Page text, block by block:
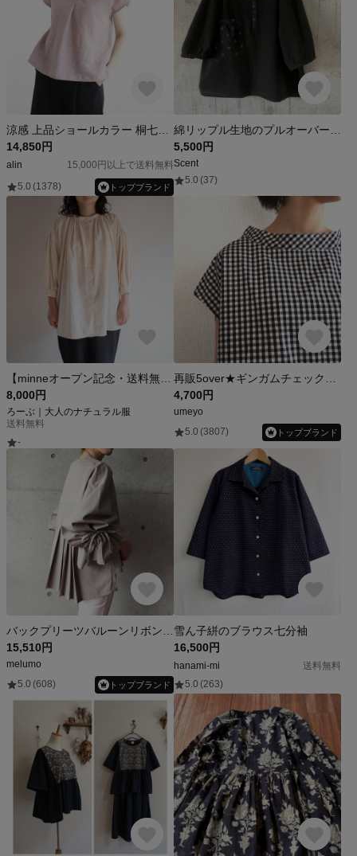
14,850円
alin
15,000円以上で送料無料
5.0 (1378) トップブランド
5,500円
Scent
5.0 (37)
8,000円
ろーぶ｜大人のナチュラル服
送料無料
-
4,700円
umeyo
5.0 (3807) トップブランド
15,510円
melumo
5.0 (608) トップブランド
雪ん子絣のブラウス七分袖
16,500円
hanami-mi
送料無料
5.0 (263)